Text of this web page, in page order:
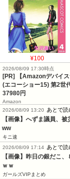
¥100
2026/08/09 17:30時点
[PR] 【Amazonデバイ
(エコーショー15) 第2世
37980円
Amazon
2026/08/09 13:20
あとで読
【画像】へずま議員、
ww
キニ速
2026/08/09 17:14 あとで読
【画像】昨日の銀だこ
ｗｗ
ガールズVIPまとめ